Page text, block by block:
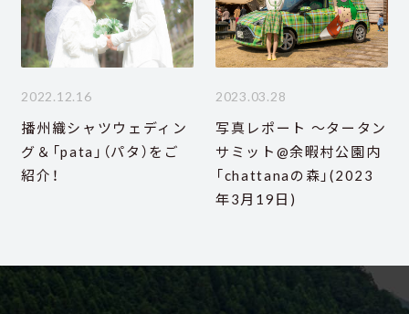
2022.12.16
播州織シャツウェディン
グ＆「pata」（パタ）をご
紹介！
2023.03.28
写真レポート ～タータン
サミット@余暇村公園内
「chattanaの森」(2023
年3月19日)